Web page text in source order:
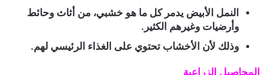
النمل الأبيض يدمر كل ما هو خشبي، من أثاث وحائط
وأرضيات وغيرهم الكثير.
وذلك لأن الأخشاب تحتوي على الغذاء الرئيسي لهم.
المحاصيل الزراعية